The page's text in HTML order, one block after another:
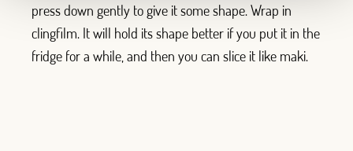
press down gently to give it some shape. Wrap in
clingfilm. It will hold its shape better if you put it in the
fridge for a while, and then you can slice it like maki.